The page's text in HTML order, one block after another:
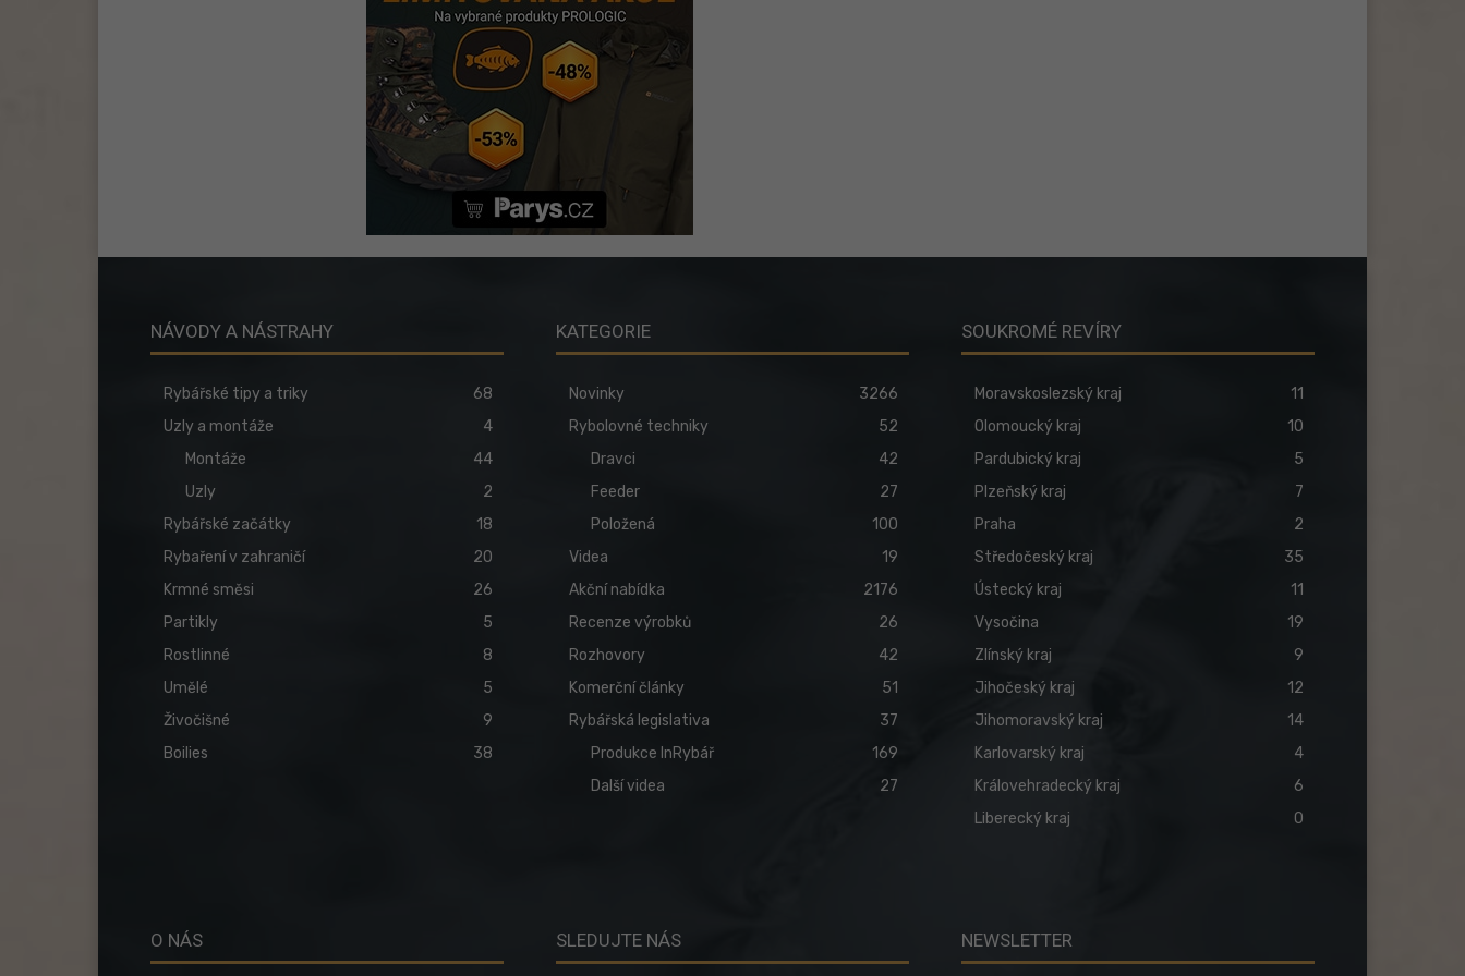
NÁVODY A NÁSTRAHY
Rybářské tipy a triky
68
Uzly a montáže
4
Montáže
44
Uzly
2
Rybářské začátky
18
Rybaření v zahraničí
20
Krmné směsi
26
Partikly
5
Rostlinné
8
Umělé
5
Živočišné
9
Boilies
38
KATEGORIE
Novinky
3266
Rybolovné techniky
52
Dravci
42
Feeder
27
Položená
100
Videa
19
Akční nabídka
2176
Recenze výrobků
26
Rozhovory
42
Komerční články
51
Rybářská legislativa
37
Produkce InRybář
169
Další videa
27
SOUKROMÉ REVÍRY
Moravskoslezský kraj
11
Olomoucký kraj
10
Pardubický kraj
5
Plzeňský kraj
7
Praha
2
Středočeský kraj
35
Ústecký kraj
11
Vysočina
19
Zlínský kraj
9
Jihočeský kraj
12
Jihomoravský kraj
14
Karlovarský kraj
4
Královehradecký kraj
6
Liberecký kraj
0
O NÁS SLEDUJTE NÁS NEWSLETTER